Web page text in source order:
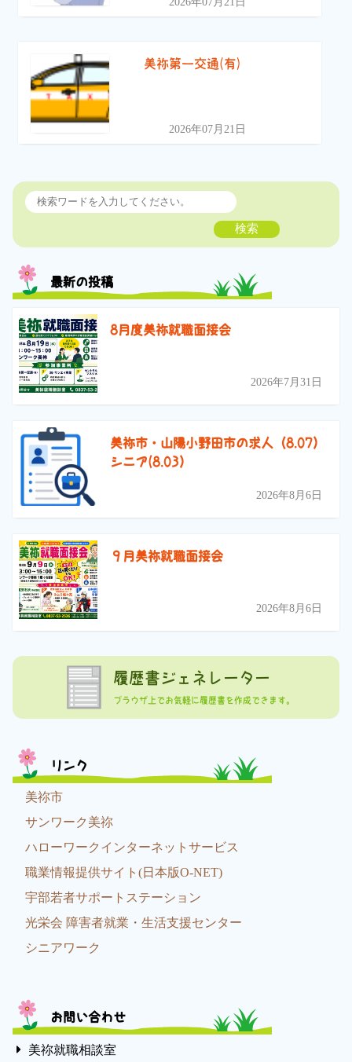
美祢第一交通(有)
2026年07月21日
検索
最新の投稿
8月度美祢就職面接会
2026年7月31日
美祢市・山陽小野田市の求人（8.07）
シニア(8.03）
2026年8月6日
９月美祢就職面接会
2026年8月6日
履歴書ジェネレーター
ブラウザ上でお気軽に履歴書を作成できます。
リンク
美祢市
サンワーク美祢
ハローワークインターネットサービス
職業情報提供サイト(日本版O-NET)
宇部若者サポートステーション
光栄会 障害者就業・生活支援センター
シニアワーク
お問い合わせ
美祢就職相談室